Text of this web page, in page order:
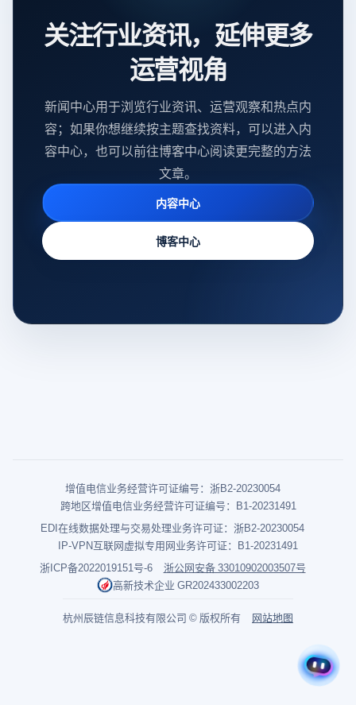
关注行业资讯，延伸更多
运营视角
新闻中心用于浏览行业资讯、运营观察和热点内
容；如果你想继续按主题查找资料，可以进入内
容中心，也可以前往博客中心阅读更完整的方法
文章。
内容中心
博客中心
增值电信业务经营许可证编号：浙B2-20230054
跨地区增值电信业务经营许可证编号：B1-20231491
EDI在线数据处理与交易处理业务许可证：浙B2-20230054
IP-VPN互联网虚拟专用网业务许可证：B1-20231491
浙ICP备2022019151号-6
浙公网安备 33010902003507号
高新技术企业 GR202433002203
杭州辰链信息科技有限公司 © 版权所有 网站地图